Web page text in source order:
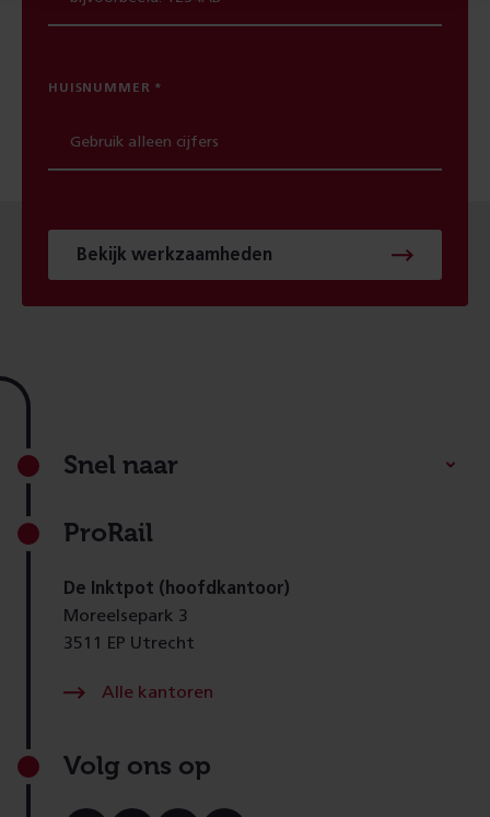
HUISNUMMER
Bekijk werkzaamheden
Footer
Snel naar
ProRail
De Inktpot (hoofdkantoor)
Moreelsepark 3
3511 EP Utrecht
Alle kantoren
Volg ons op